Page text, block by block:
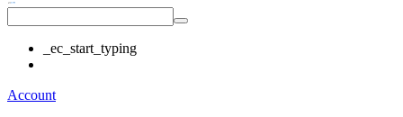
_ec_start_typing
Account